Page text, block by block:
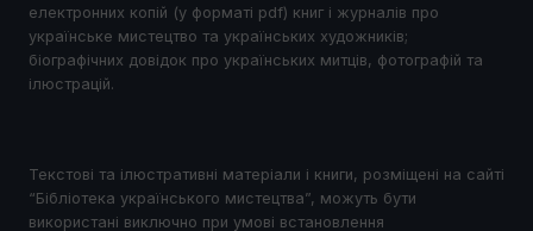
електронних копій (у форматі pdf) книг і журналів про
українське мистецтво та українських художників;
біографічних довідок про українських митців, фотографій та
ілюстрацій.
Текстові та ілюстративні матеріали і книги, розміщені на сайті
“Бібліотека українського мистецтва”, можуть бути
використані виключно при умові встановлення